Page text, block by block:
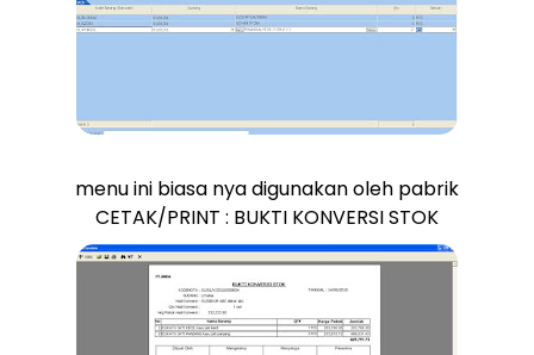
menu ini biasa nya digunakan oleh pabrik
CETAK/PRINT : BUKTI KONVERSI STOK